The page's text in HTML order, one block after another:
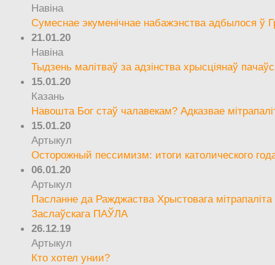
Навіна
Сумеснае экуменічнае набажэнства адбылося ў
21.01.20
Навіна
Тыдзень малітваў за адзінства хрысціянаў
15.01.20
Казань
Навошта Бог стаў чалавекам? Адказвае
15.01.20
Артыкул
Осторожный пессимизм: итоги католического
06.01.20
Артыкул
Пасланне да Ражджаства Хрыстовага мітрапаліта
Заслаўскага ПАЎЛА
26.12.19
Артыкул
Кто хотел унии?